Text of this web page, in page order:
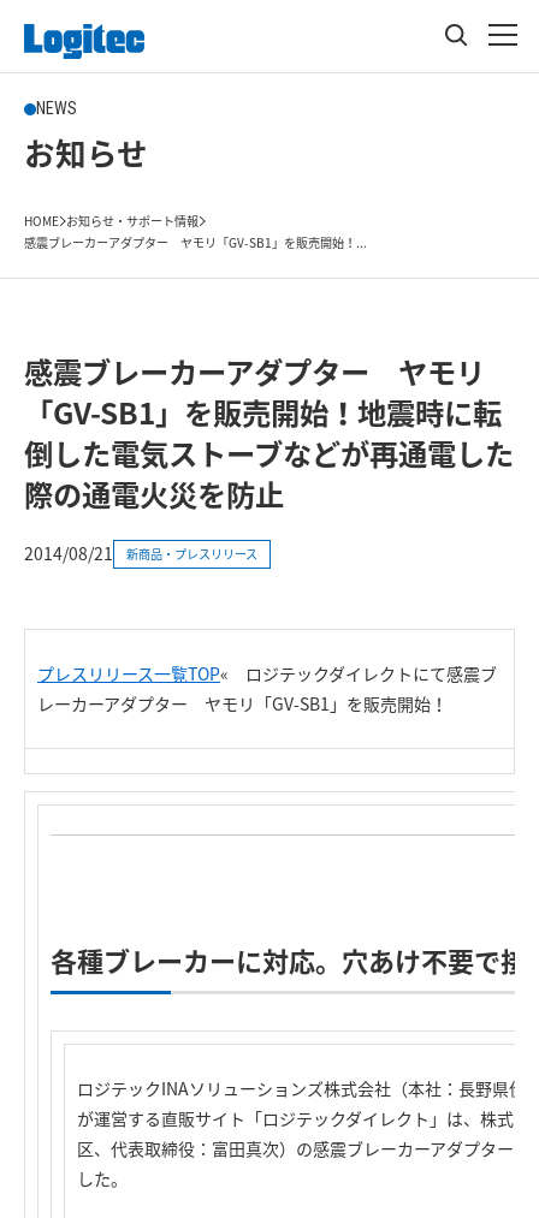
NEWS
お知らせ
HOME お知らせ・サポート情報
感震ブレーカーアダプター ヤモリ「GV-SB1」を販売開始！...
感震ブレーカーアダプター ヤモリ
「GV-SB1」を販売開始！地震時に転
倒した電気ストーブなどが再通電した
際の通電火災を防止
2014/08/21 新商品・プレスリリース
プレスリリース一覧TOP«
ロジテックダイレクトにて感震ブ
レーカーアダプター ヤモリ「GV-SB1」を販売開始！
各種ブレーカーに対応。穴あけ不要で
ロジテックINAソリューションズ株式会社（本社：長野県伊
が運営する直販サイト「ロジテックダイレクト」は、株式
区、代表取締役：富田真次）の感震ブレーカーアダプター
した。